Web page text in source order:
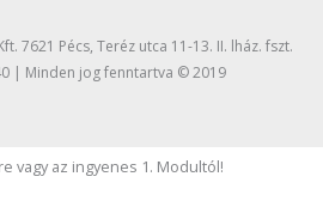
u
t
u
s
t
a
7621 Pécs, Teréz utca 11-13. II. lház. fszt.
| Minden jog fenntartva © 2019
vagy az ingyenes 1. Modultól!​